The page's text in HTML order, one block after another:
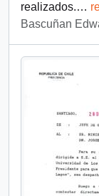
realizados.…
Bascuñan